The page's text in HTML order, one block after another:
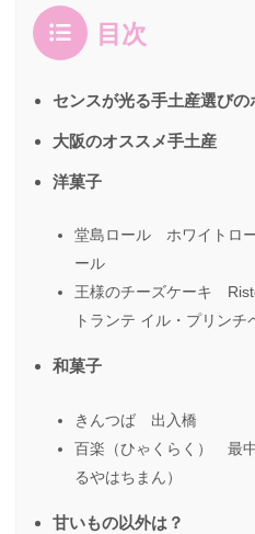
目次
センスが光る手土産選びの
大阪のオススメ手土産
洋菓子
堂島ロール ホワイトロ
ール
王様のチーズケーキ
トランテ イル・プリンチ
和菓子
きんつば 出入橋
百楽（ひゃくらく） 最
るやはちまん）
甘いもの以外は？